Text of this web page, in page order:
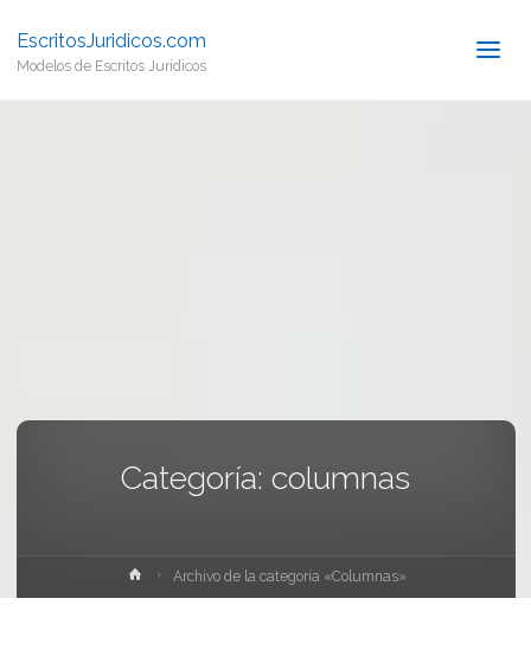
EscritosJuridicos.com
Modelos de Escritos Jurídicos
Categoría: columnas
InicioArchivo de la categoría «Columnas»